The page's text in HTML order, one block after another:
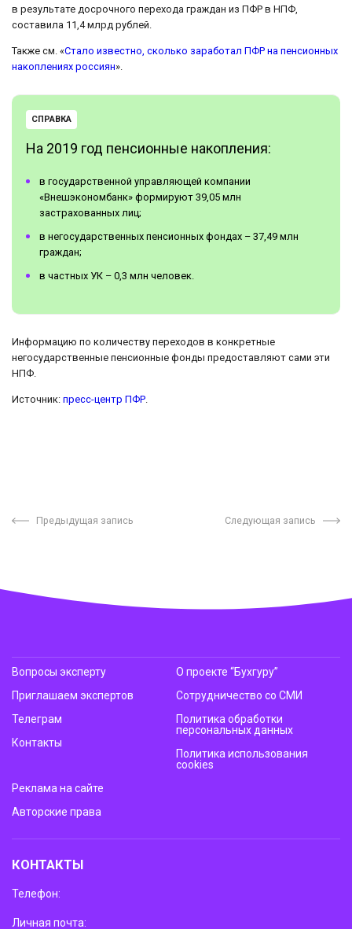
в результате досрочного перехода граждан из ПФР в НПФ,
составила 11,4 млрд рублей.
Также см. «Стало известно, сколько заработал ПФР на пенсионных
накоплениях россиян».
СПРАВКА
На 2019 год пенсионные накопления:
в государственной управляющей компании
«Внешэкономбанк» формируют 39,05 млн
застрахованных лиц;
в негосударственных пенсионных фондах – 37,49 млн
граждан;
в частных УК – 0,3 млн человек.
Информацию по количеству переходов в конкретные
негосударственные пенсионные фонды предоставляют сами эти
НПФ.
Источник: пресс-центр ПФР
Предыдущая запись Следующая запись
Вопросы эксперту
Приглашаем экспертов
Телеграм
Контакты
О проекте “Бухгуру”
Сотрудничество со СМИ
Политика обработки
персональных данных
Политика использования
cookies
Реклама на сайте
Авторские права
КОНТАКТЫ
Телефон:
Личная почта: